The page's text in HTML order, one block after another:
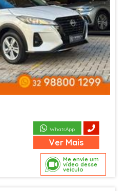
Me envie um
vídeo desse
veículo
WhatsApp
Ver Mais